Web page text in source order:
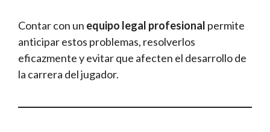
Contar con un equipo legal profesional permite
anticipar estos problemas, resolverlos
eficazmente y evitar que afecten el desarrollo de
la carrera del jugador.